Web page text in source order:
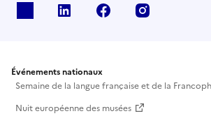
Linkedin Facebook
Événements nationaux
Semaine de la langue française et de la
Nuit européenne des musées